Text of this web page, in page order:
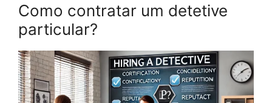
Como contratar um detetive
particular?